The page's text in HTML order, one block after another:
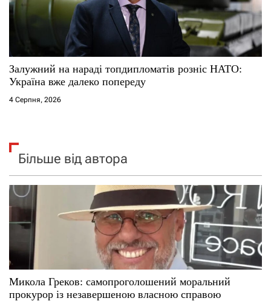
Залужний на нараді топдипломатів розніс НАТО:
Україна вже далеко попереду
4 Серпня, 2026
Більше від автора
Микола Греков: самопроголошений моральний
прокурор із незавершеною власною справою